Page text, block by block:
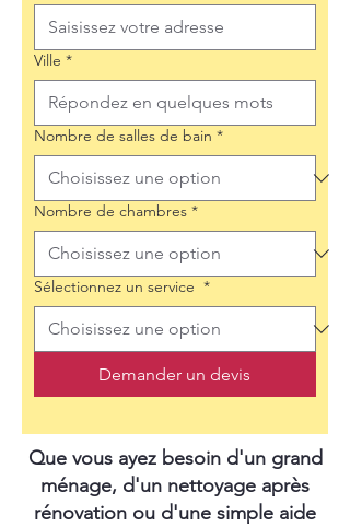
Ville *
Nombre de salles de bain *
Nombre de chambres *
Sélectionnez un service *
Demander un devis
Que vous ayez besoin d'un grand
ménage, d'un nettoyage après
rénovation ou d'une simple aide